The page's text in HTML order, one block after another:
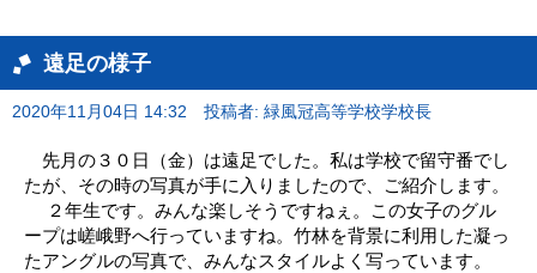
遠足の様子
2020年11月04日 14:32 投稿者: 緑風冠高等学校学校長
先月の３０日（金）は遠足でした。私は学校で留守番でし
たが、その時の写真が手に入りましたので、ご紹介します。
２年生です。みんな楽しそうですねぇ。この女子のグル
ープは嵯峨野へ行っていますね。竹林を背景に利用した凝っ
たアングルの写真で、みんなスタイルよく写っています。